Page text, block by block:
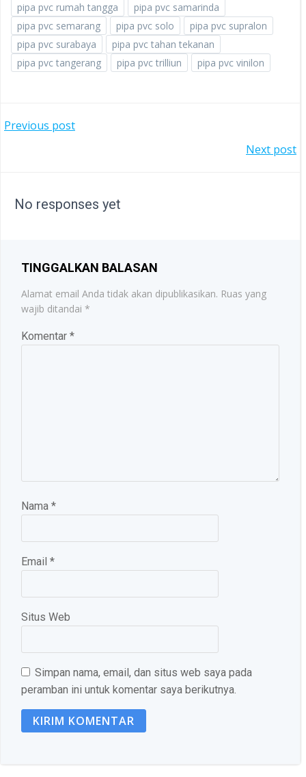
pipa pvc rumah tangga
pipa pvc samarinda
pipa pvc semarang
pipa pvc solo
pipa pvc supralon
pipa pvc surabaya
pipa pvc tahan tekanan
pipa pvc tangerang
pipa pvc trilliun pipa pvc vinilon
POST
Previous post
Next post
No responses yet
TINGGALKAN BALASAN
Alamat email Anda tidak akan dipublikasikan. Ruas yang
wajib ditandai *
Komentar *
Nama *
Email *
Situs Web
Simpan nama, email, dan situs web saya pada
peramban ini untuk komentar saya berikutnya.